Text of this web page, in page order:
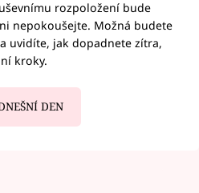
rozpoložení bude
nepokoušejte. Možná budete
uvidíte, jak dopadnete zítra,
kroky.
DEN